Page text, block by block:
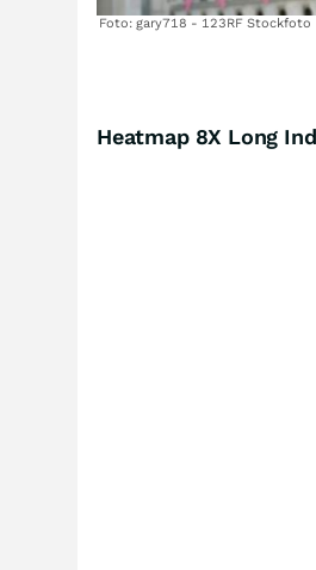
Foto: gary718 - 123RF Stockfoto
Heatmap 8X Long